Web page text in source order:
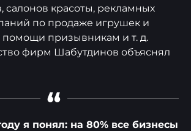
салонов красоты, рекламных
по продаже игрушек и
призывникам и т. д.
фирм Шабутдинов объяснял
“
я понял: на 80% все бизнесы